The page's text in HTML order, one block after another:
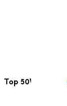
Top 50Webcams